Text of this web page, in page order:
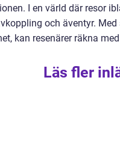
I en värld där resor
och äventyr.
kan resenärer räkna
Läs fler